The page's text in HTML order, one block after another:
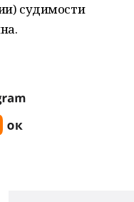
судимости